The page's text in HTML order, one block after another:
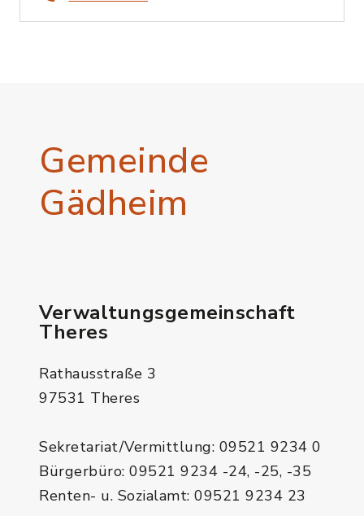
Gemeinde
Gädheim
Verwaltungsgemeinschaft
Theres
Rathausstraße 3
97531 Theres
Sekretariat/Vermittlung: 09521 9234 0
Bürgerbüro: 09521 9234 -24, -25, -35
Renten- u. Sozialamt: 09521 9234 23